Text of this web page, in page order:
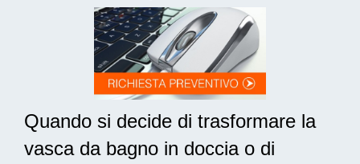
Quando si decide di trasformare la
vasca da bagno in doccia o di